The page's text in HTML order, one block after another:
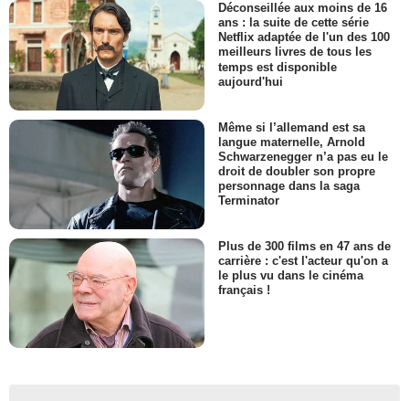
Déconseillée aux moins de 16
ans : la suite de cette série
Netflix adaptée de l'un des 100
meilleurs livres de tous les
temps est disponible
aujourd'hui
Même si l’allemand est sa
langue maternelle, Arnold
Schwarzenegger n’a pas eu le
droit de doubler son propre
personnage dans la saga
Terminator
Plus de 300 films en 47 ans de
carrière : c'est l'acteur qu'on a
le plus vu dans le cinéma
français !